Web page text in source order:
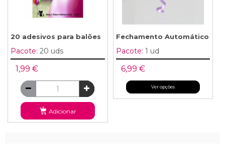
20 adesivos para balões
Pacote: 20 uds
1,99 €
Adicionar
Fechamento Automático
Pacote: 1 ud
6,99 €
Ver opções